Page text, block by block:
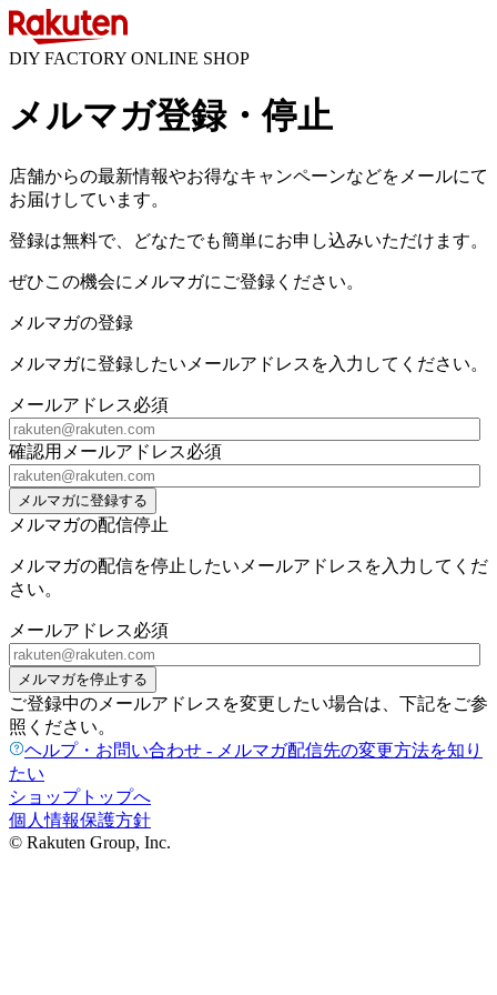
DIY FACTORY ONLINE SHOP
メルマガ登録・停止
店舗からの最新情報やお得なキャンペーンなどをメールにて
お届けしています。
登録は無料で、どなたでも簡単にお申し込みいただけます。
ぜひこの機会にメルマガにご登録ください。
メルマガの登録
メルマガに登録したいメールアドレスを入力してください。
メールアドレス必須
確認用メールアドレス必須
メルマガに登録する
メルマガの配信停止
メルマガの配信を停止したいメールアドレスを入力してくだ
さい。
メールアドレス必須
メルマガを停止する
ご登録中のメールアドレスを変更したい場合は、下記をご参
照ください。
ヘルプ・お問い合わせ - メルマガ配信先の変更方法を知り
たい
ショップトップへ
個人情報保護方針
© Rakuten Group, Inc.